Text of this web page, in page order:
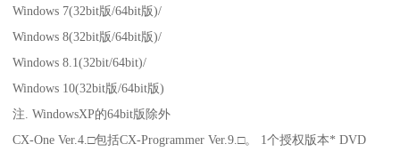
Windows 7(32bit版/64bit版)/
Windows 8(32bit版/64bit版)/
Windows 8.1(32bit/64bit)/
Windows 10(32bit版/64bit版)
注. WindowsXP的64bit版除外
CX-One Ver.4.□包括CX-Programmer Ver.9.□。 1个授权版本* DVD